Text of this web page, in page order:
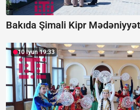
Bakıda Şimali Kipr
10 İyun 19:33